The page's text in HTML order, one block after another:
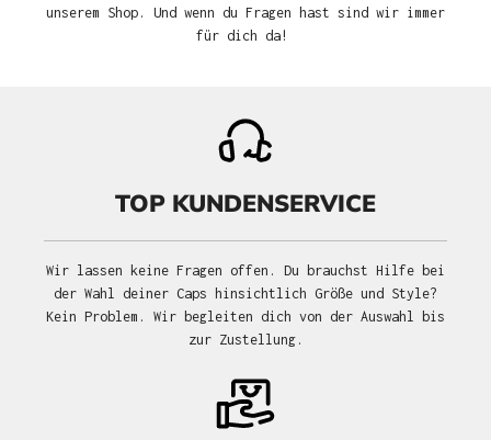
unserem Shop. Und wenn du Fragen hast sind wir immer
für dich da!
TOP KUNDENSERVICE
Wir lassen keine Fragen offen. Du brauchst Hilfe bei
der Wahl deiner Caps hinsichtlich Größe und Style?
Kein Problem. Wir begleiten dich von der Auswahl bis
zur Zustellung.